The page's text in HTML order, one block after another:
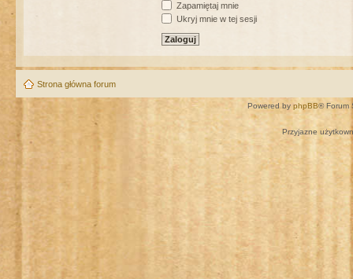
Zapamiętaj mnie
Ukryj mnie w tej sesji
Strona główna forum
Powered by phpBB® Forum
Przyjazne